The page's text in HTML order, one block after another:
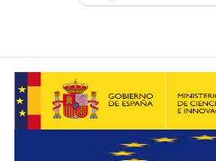
Respecto a la gestión de los